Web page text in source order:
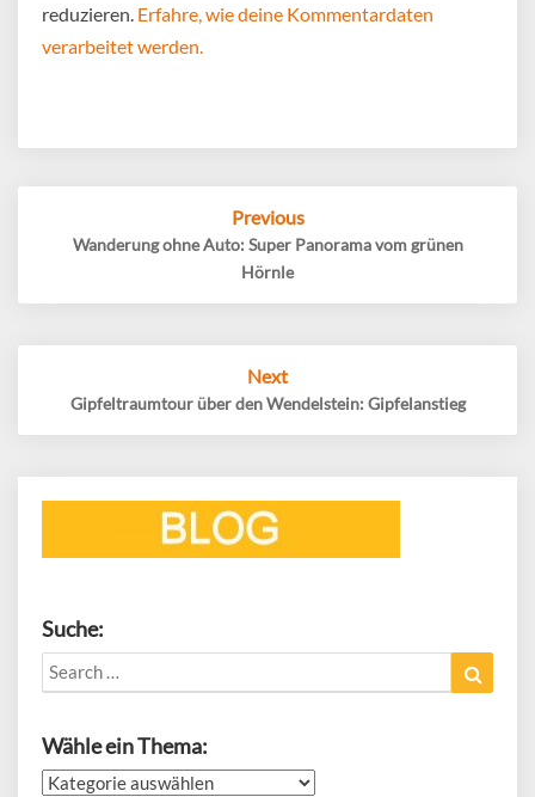
reduzieren. Erfahre, wie deine Kommentardaten
verarbeitet werden.
Previous
Wanderung ohne Auto: Super Panorama vom grünen
Hörnle
Next
Gipfeltraumtour über den Wendelstein: Gipfelanstieg
Suche:
Search
for:
Wähle ein Thema:
Wähle